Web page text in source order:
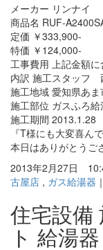
メーカー リンナイ
商品名 RUF-
定価 ￥333,900-
特価 ￥124,000-
工事費用 上記金額に
内訳 施工スタッフ
施工地域 愛知県あま
施工部位 ガスふろ給
施工期間
『T様にも大変喜ん
本日はありがとう
2013年2月27日
古屋店 , ガス給湯器 ｜
住宅設備
ト 給湯